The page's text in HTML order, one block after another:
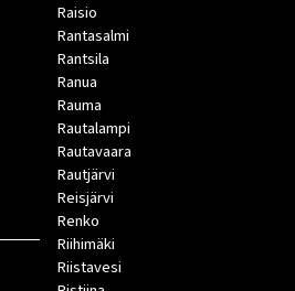
Raisio
Rantasalmi
Rantsila
Ranua
Rauma
Rautalampi
Rautavaara
Rautjärvi
Reisjärvi
Renko
Riihimäki
Riistavesi